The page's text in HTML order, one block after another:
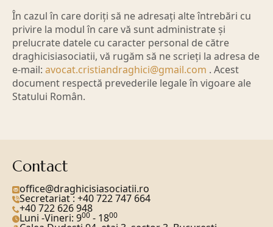
În cazul în care doriți să ne adresați alte întrebări cu
privire la modul în care vă sunt administrate și
prelucrate datele cu caracter personal de către
draghicisiasociatii, vă rugăm să ne scrieți la adresa de
e-mail: avocat.cristiandraghici@gmail.com . Acest
document respectă prevederile legale în vigoare ale
Statului Român.
Contact
office@draghicisiasociatii.ro
Secretariat : +40 722 747 664
+40 722 626 948
Luni -Vineri: 900 - 1800